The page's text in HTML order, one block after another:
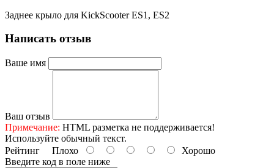
Заднее крыло для KickScooter ES1, ES2
Написать отзыв
Ваше имя
Ваш отзыв
Примечание: HTML разметка не поддерживается!
Используйте обычный текст.
Рейтинг Плохо
Хорошо
Введите код в поле ниже